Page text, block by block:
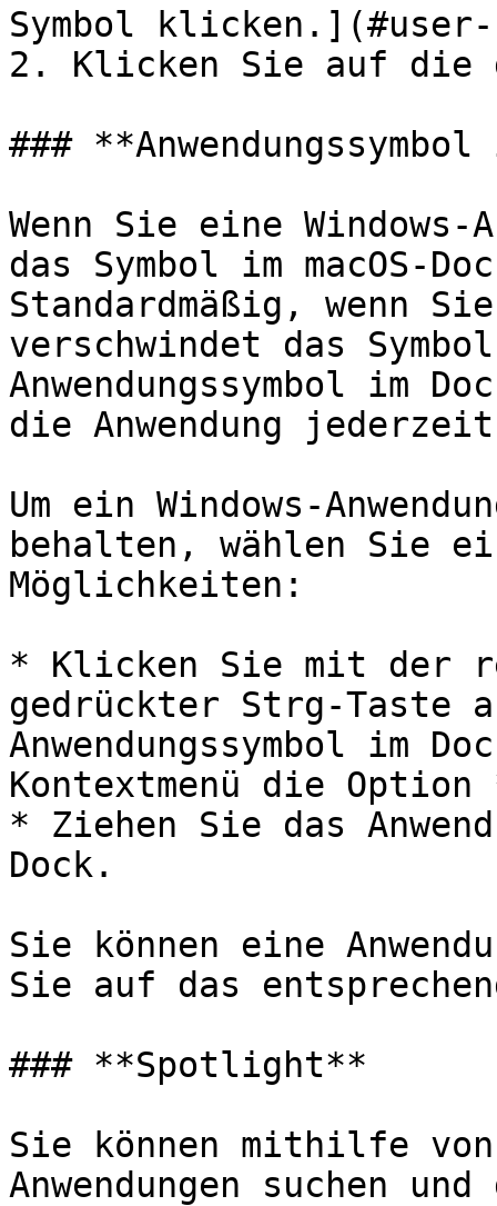
Symbol
2. Klicken Sie auf die
###
Wenn Sie eine
das Symbol im macOS-
Standardmäßig, wenn
verschwindet das
Anwendungssymbol im
die Anwendung
Um ein Windows-
behalten, wählen Sie
Möglichkeiten:
* Klicken Sie mit der
gedrückter Strg-Taste
Anwendungssymbol im
Kontextmenü die
* Ziehen Sie das
Dock.
Sie können eine
Sie auf das
### **Spotlight**
Sie können mithilfe
Anwendungen suchen